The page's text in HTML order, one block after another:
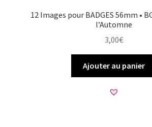
12 Images pour BADGES 56mm •
l’Automne
3,00€
Ajouter au panier